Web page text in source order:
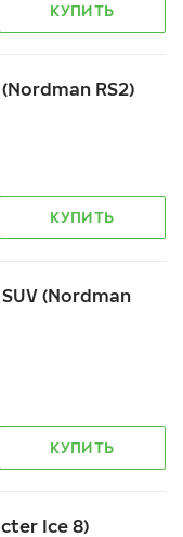
КУПИТЬ
RS2)
КУПИТЬ
(Nordman
КУПИТЬ
Ice 8)